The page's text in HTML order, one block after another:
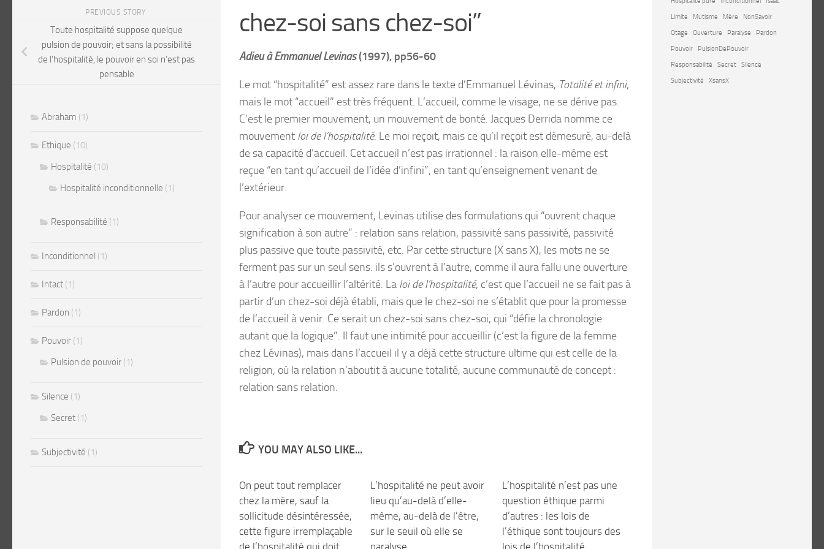
chez-soi sans chez-soi”
Adieu à Emmanuel Levinas(1997), pp56-60
Le mot “hospitalité” est assez rare dans le texte d’Emmanuel Lévinas, Totalité et infini,
mais le mot “accueil” est très fréquent. L’accueil, comme le visage, ne se dérive pas.
C’est le premier mouvement, un mouvement de bonté. Jacques Derrida nomme ce
mouvement loi de l’hospitalité. Le moi reçoit, mais ce qu’il reçoit est démesuré, au-delà
de sa capacité d’accueil. Cet accueil n’est pas irrationnel : la raison elle-même est
reçue “en tant qu’accueil de l’idée d’infini”, en tant qu’enseignement venant de
l’extérieur.
Pour analyser ce mouvement, Levinas utilise des formulations qui “ouvrent chaque
signification à son autre” : relation sans relation, passivité sans passivité, passivité
plus passive que toute passivité, etc. Par cette structure (X sans X), les mots ne se
ferment pas sur un seul sens. ils s’ouvrent à l’autre, comme il aura fallu une ouverture
à l’autre pour accueillir l’altérité. La loi de l’hospitalité, c’est que l’accueil ne se fait pas à
partir d’un chez-soi déjà établi, mais que le chez-soi ne s’établit que pour la promesse
de l’accueil à venir. Ce serait un chez-soi sans chez-soi, qui “défie la chronologie
autant que la logique”. Il faut une intimité pour accueillir (c’est la figure de la femme
chez Lévinas), mais dans l’accueil il y a déjà cette structure ultime qui est celle de la
religion, où la relation n’aboutit à aucune totalité, aucune communauté de concept :
relation sans relation.
YOU MAY ALSO LIKE...
On peut tout remplacer
chez la mère, sauf la
sollicitude désintéressée,
cette figure irremplaçable
de l’hospitalité qui doit
L’hospitalité ne peut avoir
lieu qu’au-delà d’elle-
même, au-delà de l’être,
sur le seuil où elle se
paralyse
L’hospitalité n’est pas une
question éthique parmi
d’autres : les lois de
l’éthique sont toujours des
lois de l’hospitalité
PREVIOUS STORY
Toute hospitalité suppose quelque
pulsion de pouvoir; et sans la possibilité
de l’hospitalité, le pouvoir en soi n’est pas
pensable
Abraham (1)
Ethique (10)
Hospitalité (10)
Hospitalité inconditionnelle (1)
Responsabilité (1)
Inconditionnel (1)
Intact (1)
Pardon (1)
Pouvoir (1)
Pulsion de pouvoir (1)
Silence (1)
Secret (1)
Subjectivité (1)
Limite
Mutisme Mère
NonSavoir
Otage
Ouverture Paralyse
Pardon
Pouvoir
PulsionDePouvoir
Responsabilité
Secret
Silence
Subjectivité
XsansX